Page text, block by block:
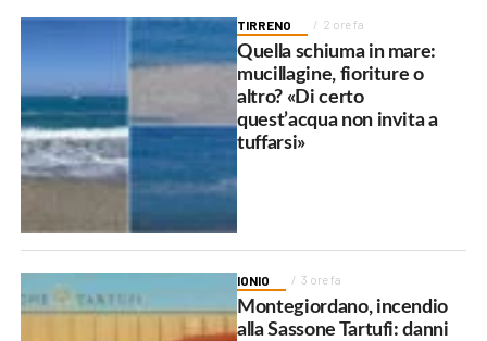
TIRRENO 2 ore fa
Quella schiuma in mare:
mucillagine, fioriture o
altro? «Di certo
quest’acqua non invita a
tuffarsi»
IONIO 3 ore fa
Montegiordano, incendio
alla Sassone Tartufi: danni